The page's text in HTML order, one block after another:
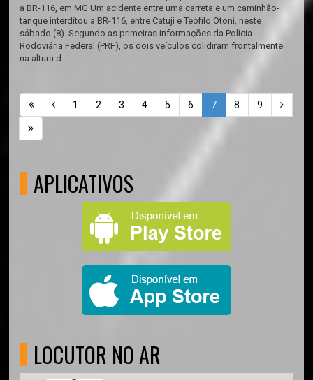
a BR-116, em MG Um acidente entre uma carreta e um caminhão-
tanque interditou a BR-116, entre Catuji e Teófilo Otoni, neste
sábado (8). Segundo as primeiras informações da Polícia
Rodoviária Federal (PRF), os dois veículos colidiram frontalmente
na altura d...
1 2 3 4 5 6 7 8 9
APLICATIVOS
LOCUTOR NO AR